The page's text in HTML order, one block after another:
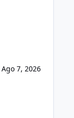
Ago 7, 2026